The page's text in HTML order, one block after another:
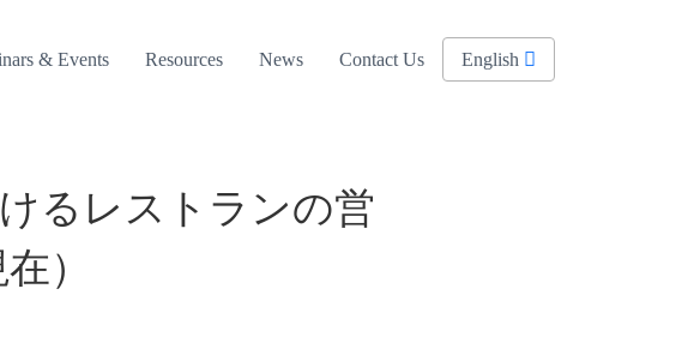
& Events Resources News Contact Us English
るレストランの営
）